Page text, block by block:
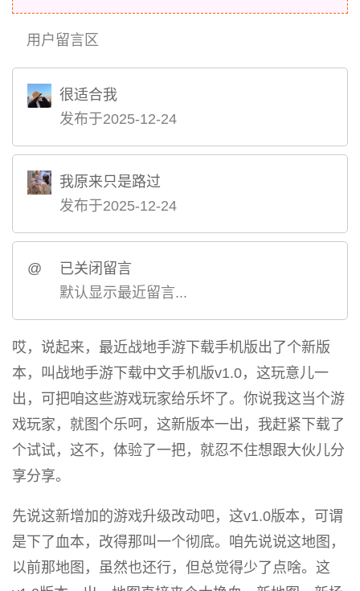
用户留言区
很适合我
发布于2025-12-24
我原来只是路过
发布于2025-12-24
@
已关闭留言
默认显示最近留言...
哎，说起来，最近战地手游下载手机版出了个新版
本，叫战地手游下载中文手机版v1.0，这玩意儿一
出，可把咱这些游戏玩家给乐坏了。你说我这当个游
戏玩家，就图个乐呵，这新版本一出，我赶紧下载了
个试试，这不，体验了一把，就忍不住想跟大伙儿分
享分享。
先说这新增加的游戏升级改动吧，这v1.0版本，可谓
是下了血本，改得那叫一个彻底。咱先说说这地图，
以前那地图，虽然也还行，但总觉得少了点啥。这